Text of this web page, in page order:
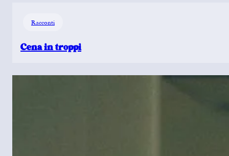
Racconti
Cena in troppi